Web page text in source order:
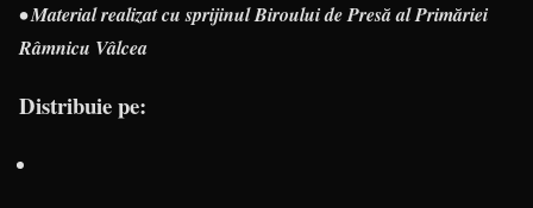
• Material realizat cu sprijinul Biroului de Presă al Primăriei
Râmnicu Vâlcea
Distribuie pe: